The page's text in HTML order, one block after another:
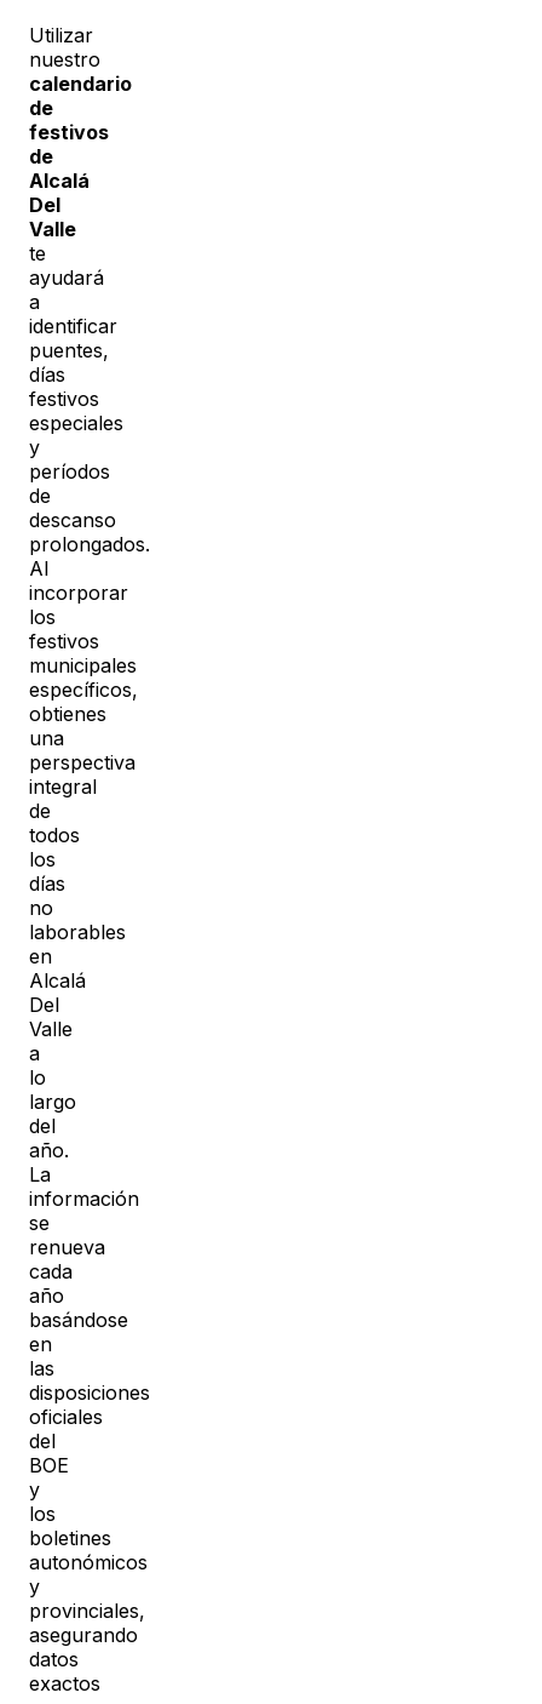
Utilizar
nuestro
calendario
de
festivos
de
Alcalá
Del
Valle
te
ayudará
a
identificar
puentes,
días
festivos
especiales
y
períodos
de
descanso
prolongados.
Al
incorporar
los
festivos
municipales
específicos,
obtienes
una
perspectiva
integral
de
todos
los
días
no
laborables
en
Alcalá
Del
Valle
a
lo
largo
del
año.
La
información
se
renueva
cada
año
basándose
en
las
disposiciones
oficiales
del
BOE
y
los
boletines
autonómicos
y
provinciales,
asegurando
datos
exactos